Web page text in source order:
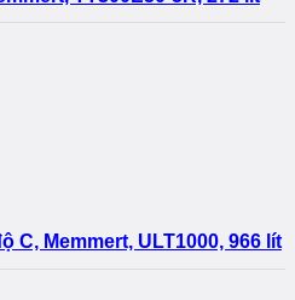
C, Memmert, ULT1000, 966 lít